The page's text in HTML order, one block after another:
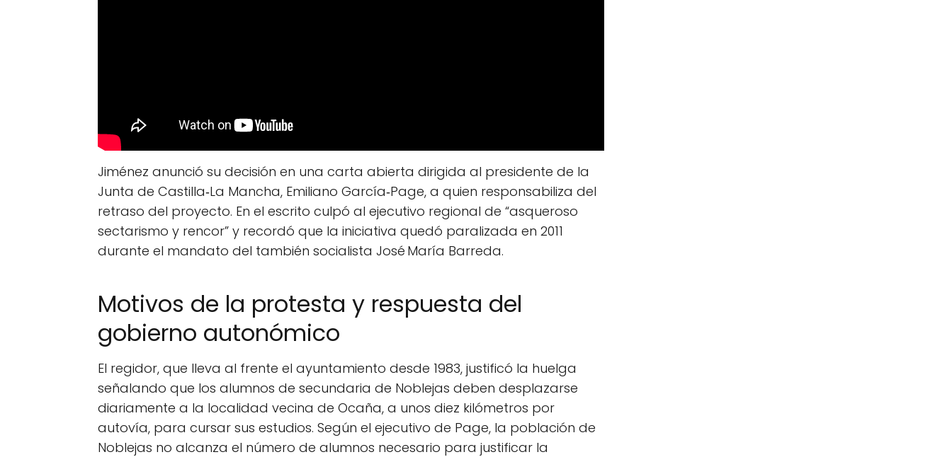
Jiménez anunció su decisión en una carta abierta dirigida al presidente de la
Junta de Castilla‑La Mancha, Emiliano García‑Page, a quien responsabiliza del
retraso del proyecto. En el escrito culpó al ejecutivo regional de “asqueroso
sectarismo y rencor” y recordó que la iniciativa quedó paralizada en 2011
durante el mandato del también socialista José María Barreda.
Motivos de la protesta y respuesta del
gobierno autonómico
El regidor, que lleva al frente el ayuntamiento desde 1983, justificó la huelga
señalando que los alumnos de secundaria de Noblejas deben desplazarse
diariamente a la localidad vecina de Ocaña, a unos diez kilómetros por
autovía, para cursar sus estudios. Según el ejecutivo de Page, la población de
Noblejas no alcanza el número de alumnos necesario para justificar la